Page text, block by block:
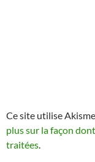
Ce site utilise
plus sur la façon
traitées